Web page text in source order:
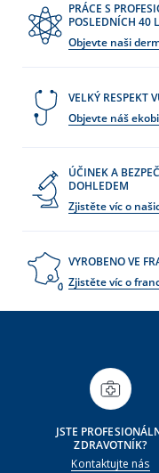
PRÁCE S
POSLEDNÍCH 40
Objevte naši
VELKÝ RESPEKT
Objevte náš
ÚČINEK A
DOHLEDEM
Zjistěte víc o
VYROBENO VE
Zjistěte víc o
JSTE
ZDRAVOTNÍK?
Kontaktujte nás